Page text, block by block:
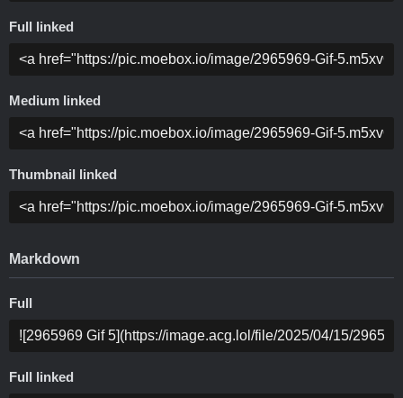
Full linked
Medium linked
Thumbnail linked
Markdown
Full
Full linked